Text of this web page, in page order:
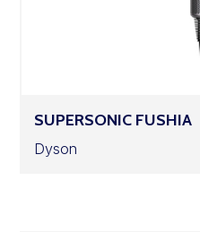
SUPERSONIC FUSHIA
Dyson